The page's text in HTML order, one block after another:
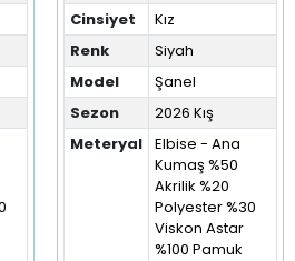
Cinsiyet
Kız
Renk
Siyah
Model
Şanel
Sezon
2026 Kış
Meteryal Elbise - Ana
Kumaş %50
Akrilik %20
Polyester %30
Viskon Astar
%100 Pamuk